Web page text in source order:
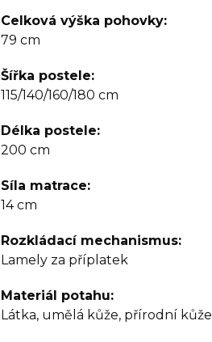
Celková výška pohovky
79 cm
Šířka postele
115/140/160/180 cm
Délka postele
200 cm
Síla matrace
14 cm
Rozkládací mechanismus
Lamely za příplatek
Materiál potahu
Látka, umělá kůže, přírodní kůže